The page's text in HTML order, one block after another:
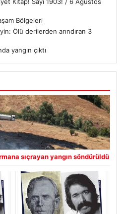
Kitap! Sayı 1903! / 6 Ağustos
Bölgeleri
Ölü derilerden arındıran 3
yangın çıktı
sıçrayan yangın söndürüldü